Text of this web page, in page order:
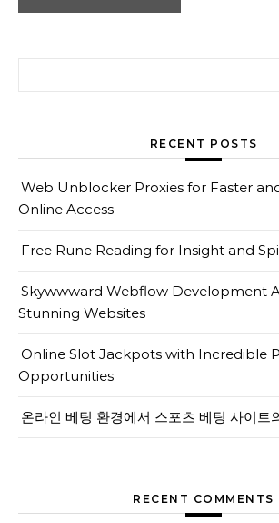
RECENT POSTS
Web Unblocker Proxies for Faster
Online Access
Free Rune Reading for Insight and
Skywwward Webflow Development
Stunning Websites
Online Slot Jackpots with Incredible
Opportunities
온라인 베팅 환경에서 스포츠 베팅 사이트
RECENT COMMENTS